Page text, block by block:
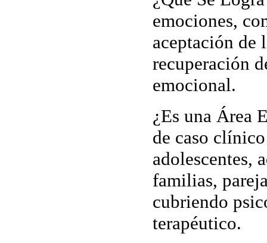
emociones,
aceptación de
recuperación
emocional.
¿Es una Área
de caso
adolescentes,
familias,
cubriendo
terapéutico.